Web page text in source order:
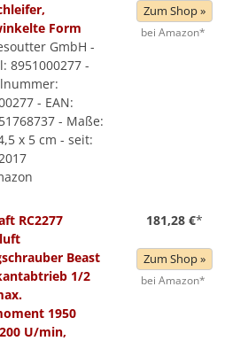
Form
GmbH -
8951000277 -
- EAN:
- Maße:
x 5 cm - seit:
Zum Shop »
bei Amazon*
RC2277
Beast
1/2
1950
U/min,
181,28 €*
Zum Shop »
bei Amazon*